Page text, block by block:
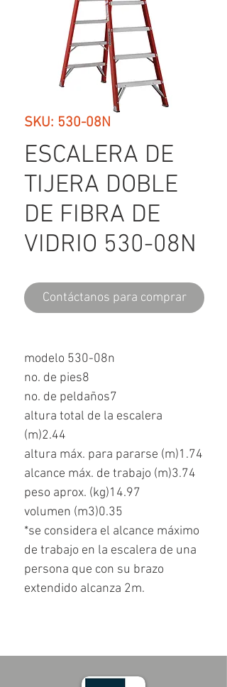
SKU: 530-08N
ESCALERA DE
TIJERA DOBLE
DE FIBRA DE
VIDRIO 530-08N
Contáctanos para comprar
modelo 530-08n
no. de pies8
no. de peldaños7
altura total de la escalera
(m)2.44
altura máx. para pararse (m)1.74
alcance máx. de trabajo (m)3.74
peso aprox. (kg)14.97
volumen (m3)0.35
*se considera el alcance máximo
de trabajo en la escalera de una
persona que con su brazo
extendido alcanza 2m.